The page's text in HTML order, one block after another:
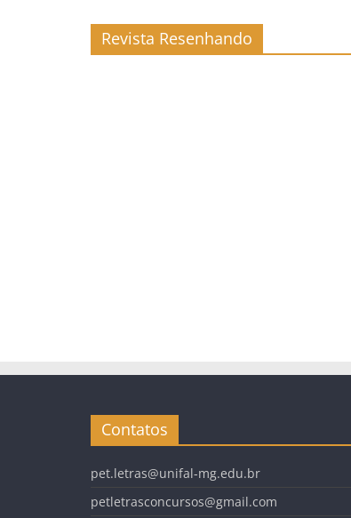
Revista Resenhando
Contatos
pet.letras@unifal-mg.edu.br
petletrasconcursos@gmail.com